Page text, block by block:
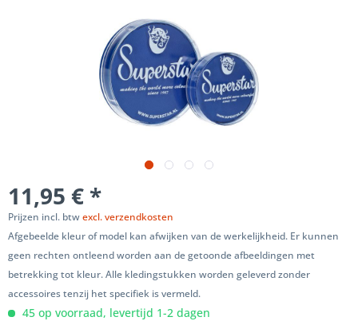
11,95 € *
Prijzen incl. btwexcl. verzendkosten
Afgebeelde kleur of model kan afwijken van de werkelijkheid. Er kunnen
geen rechten ontleend worden aan de getoonde afbeeldingen met
betrekking tot kleur. Alle kledingstukken worden geleverd zonder
accessoires tenzij het specifiek is vermeld.
45 op voorraad, levertijd 1-2 dagen